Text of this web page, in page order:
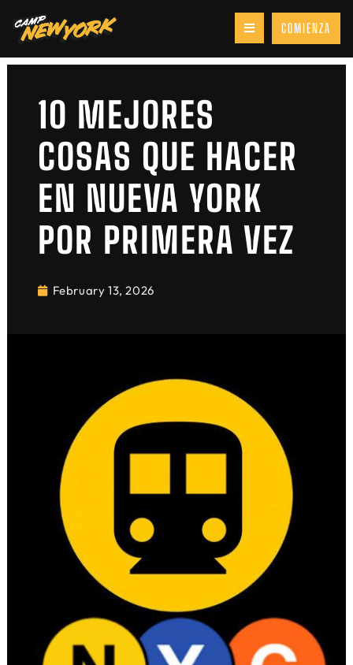
COMIENZA
10 MEJORES
COSAS QUE HACER
EN NUEVA YORK
POR PRIMERA VEZ
February 13, 2026